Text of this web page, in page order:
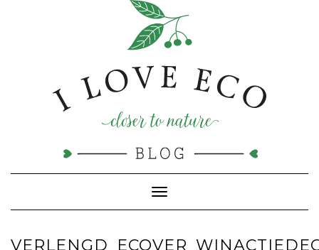
Toggle navigatie